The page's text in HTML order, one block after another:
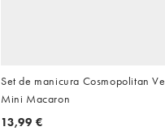
Set de manicura Cosmopolitan
Mini Macaron
13,99 €